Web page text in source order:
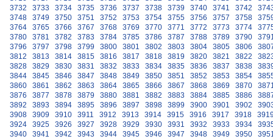
3732
3733 3734 3735 3736 3737 3738 3739 3740 3741 3742
3748
3749 3750 3751 3752 3753 3754 3755 3756 3757 3758
3764
3765 3766 3767 3768 3769 3770 3771 3772 3773 3774
3780
3781 3782 3783 3784 3785 3786 3787 3788 3789 3790
3796
3797 3798 3799 3800 3801 3802 3803 3804 3805 3806
3812
3813 3814 3815 3816 3817 3818 3819 3820 3821 3822
3828
3829 3830 3831 3832 3833 3834 3835 3836 3837 3838
3844
3845 3846 3847 3848 3849 3850 3851 3852 3853 3854
3860
3861 3862 3863 3864 3865 3866 3867 3868 3869 3870
3876
3877 3878 3879 3880 3881 3882 3883 3884 3885 3886
3892
3893 3894 3895 3896 3897 3898 3899 3900 3901 3902
3908
3909 3910 3911 3912 3913 3914 3915 3916 3917 3918
3924
3925 3926 3927 3928 3929 3930 3931 3932 3933 3934
3940
3941 3942 3943 3944 3945 3946 3947 3948 3949 3950